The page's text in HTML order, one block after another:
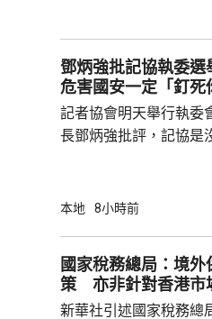
招牌菜式，較為耗時，
薦適合的菜式；又指自
鄧炳強批記協執委
危害國安一定「釘死
記者協會明天舉行執委
長鄧炳強批評，記協是
有，難以稱得上做香港
智英案中立場偏頗，誤
為捍衛新聞自由而身陷
濫用職工會名義，從事
本地 8小時前
國家稅務總局：境
策 亦非針對香港市
新華社引述國家稅務總